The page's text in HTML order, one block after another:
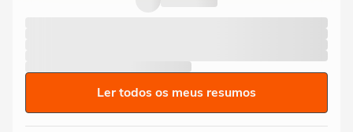
Ler todos os meus resumos